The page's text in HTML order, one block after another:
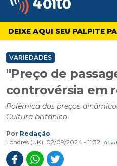
4oito
DEIXE AQUI SEU PALPITE
VARIEDADES
"Preço de
controvérsia em
Polêmica dos preços
Cultura britânico
Por Redação
Londres (UK), 02/09/2024 - 11:32